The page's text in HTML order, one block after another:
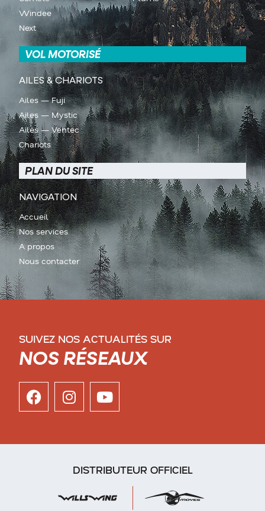
Windee
Next
VOL MOTORISÉ
AILES & CHARIOTS
Ailes — Fuji
Ailes — Mystic
Ailes — Ventec
Chariots
PLAN DU SITE
NAVIGATION
Accueil
Nos services
A propos
Nous contacter
SUIVEZ NOS ACTUALITÉS SUR
NOS RÉSEAUX
DISTRIBUTEUR OFFICIEL